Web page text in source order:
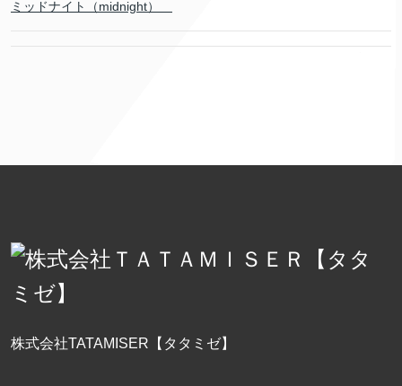
ミッドナイト（midnight）
株式会社TATAMISER【タタミゼ】